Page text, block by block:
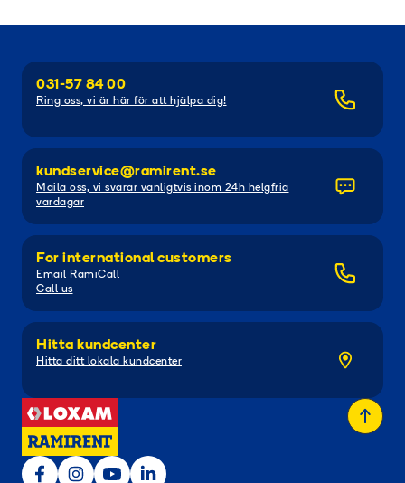
031-57 84 00
Ring oss, vi är här för att hjälpa dig!
kundservice@ramirent.se
Maila oss, vi svarar vanligtvis inom 24h helgfria
vardagar
For international customers
Email RamiCall
Call us
Hitta kundcenter
Hitta ditt lokala kundcenter